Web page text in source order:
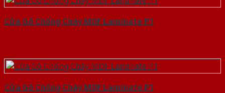
Cửa Gỗ Chống Cháy MDF Laminate P1
Cửa Gỗ Chống Cháy MDF Laminate P1